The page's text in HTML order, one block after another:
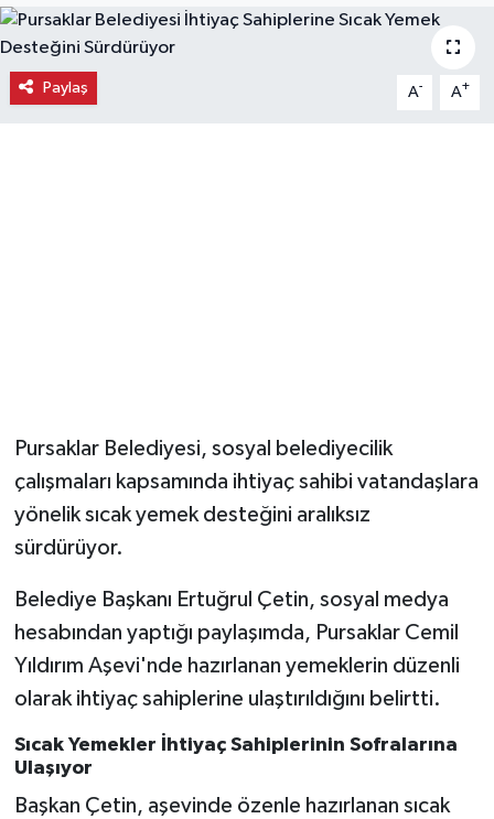
Paylaş A- A+
Pursaklar Belediyesi, sosyal belediyecilik
çalışmaları kapsamında ihtiyaç sahibi vatandaşlara
yönelik sıcak yemek desteğini aralıksız
sürdürüyor.
Belediye Başkanı Ertuğrul Çetin, sosyal medya
hesabından yaptığı paylaşımda, Pursaklar Cemil
Yıldırım Aşevi'nde hazırlanan yemeklerin düzenli
olarak ihtiyaç sahiplerine ulaştırıldığını belirtti.
Sıcak Yemekler İhtiyaç Sahiplerinin Sofralarına
Ulaşıyor
Başkan Çetin, aşevinde özenle hazırlanan sıcak
Emlak
Gündem
Magazin
Resmi İlanlar
Sağlık
Seri İlan
Siyaset